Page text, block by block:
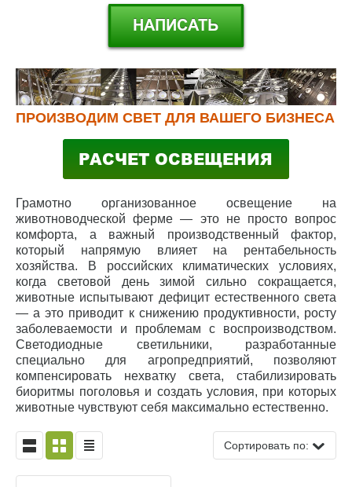
ПРОИЗВОДИМ СВЕТ ДЛЯ ВАШЕГО БИЗНЕСА
Грамотно организованное освещение на
животноводческой ферме — это не просто вопрос
комфорта, а важный производственный фактор,
который напрямую влияет на рентабельность
хозяйства. В российских климатических условиях,
когда световой день зимой сильно сокращается,
животные испытывают дефицит естественного света
— а это приводит к снижению продуктивности, росту
заболеваемости и проблемам с воспроизводством.
Светодиодные светильники, разработанные
специально для агропредприятий, позволяют
компенсировать нехватку света, стабилизировать
биоритмы поголовья и создать условия, при которых
животные чувствуют себя максимально естественно.
Сортировать по: